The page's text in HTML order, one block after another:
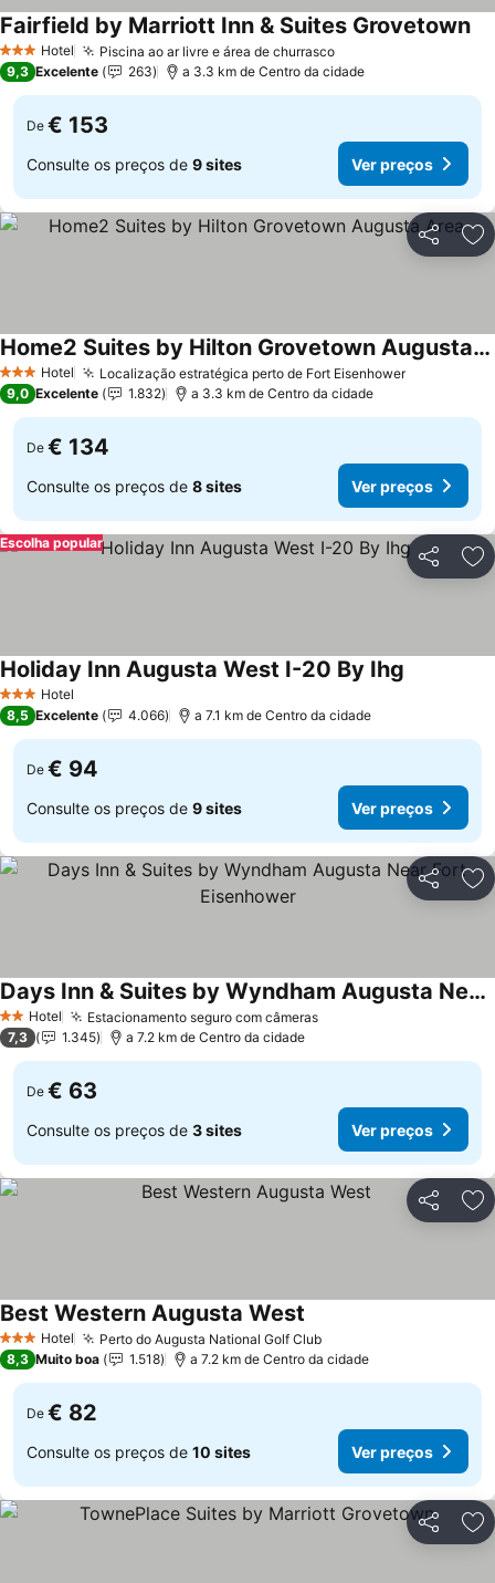
3 EstrelasHotel Piscina ao ar livre e área de churrasco
Fairfield by Marriott Inn & Suites Grovetown
9,3 Excelente 263 a 3.3 km de Centro da cidade
De € 153
Consulte os preços de 9 sites Ver preços
Partilhar
3 EstrelasHotel Localização estratégica perto de Fort Eisenhower
Home2 Suites by Hilton Grovetown Augusta Area
9,0 Excelente 1.832 a 3.3 km de Centro da cidade
De € 134
Consulte os preços de 8 sites Ver preços
Partilhar
Escolha popular
3 EstrelasHotel
Holiday Inn Augusta West I-20 By Ihg
8,5 Excelente 4.066 a 7.1 km de Centro da cidade
De € 94
Consulte os preços de 9 sites Ver preços
Partilhar
2 Estrelas
Hotel Estacionamento seguro com câmeras
Days Inn & Suites by Wyndham Augusta Near Fort Eisenhower
7,3 1.345 a 7.2 km de Centro da cidade
De € 63
Consulte os preços de 3 sites Ver preços
Partilhar
3 EstrelasHotel Perto do Augusta National Golf Club
Best Western Augusta West
8,3 Muito boa 1.518 a 7.2 km de Centro da cidade
De € 82
Consulte os preços de 10 sites Ver preços
Partilhar